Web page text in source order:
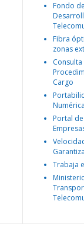
Fondo
Fibra
zonas
Consulta
Cargo
Portal
Trabaja